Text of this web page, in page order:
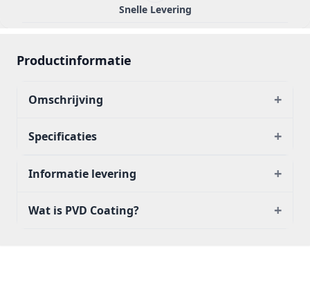
Snelle Levering
Productinformatie
Omschrijving +
Specificaties +
Informatie levering +
Wat is PVD Coating? +